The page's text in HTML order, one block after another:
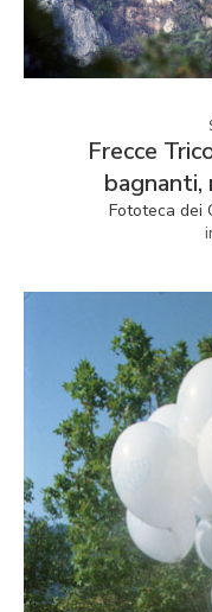
Frecce
bagnanti,
Fototeca dei